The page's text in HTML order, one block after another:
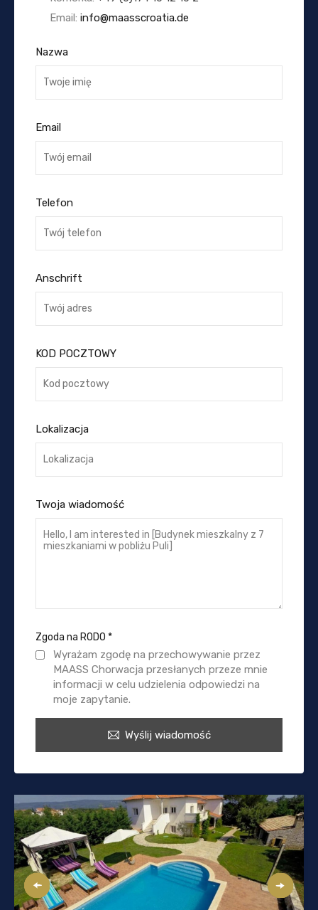
Email: info@maasscroatia.de
Nazwa
Email
Telefon
Anschrift
KOD POCZTOWY
Lokalizacja
Twoja wiadomość
Zgoda na RODO *
Wyrażam zgodę na przechowywanie przez
MAASS Chorwacja przesłanych przeze mnie
informacji w celu udzielenia odpowiedzi na
moje zapytanie.
Wyślij wiadomość